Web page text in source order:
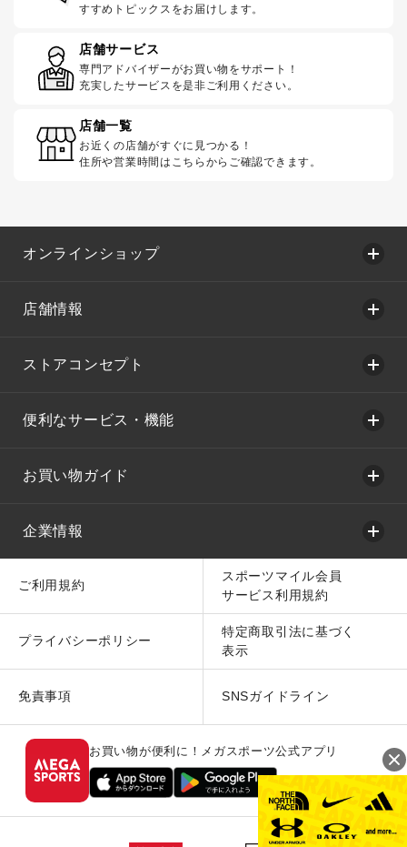
すすめトピックスをお届けします。
店舗サービス
専門アドバイザーがお買い物をサポート！
充実したサービスを是非ご利用ください。
店舗一覧
お近くの店舗がすぐに見つかる！
住所や営業時間はこちらからご確認できます。
オンラインショップ
店舗情報
ストアコンセプト
便利なサービス・機能
お買い物ガイド
企業情報
ご利用規約
スポーツマイル会員
サービス利用規約
プライバシーポリシー
特定商取引法に基づく
表示
免責事項 SNSガイドライン
お買い物が便利に！メガスポーツ公式アプリ